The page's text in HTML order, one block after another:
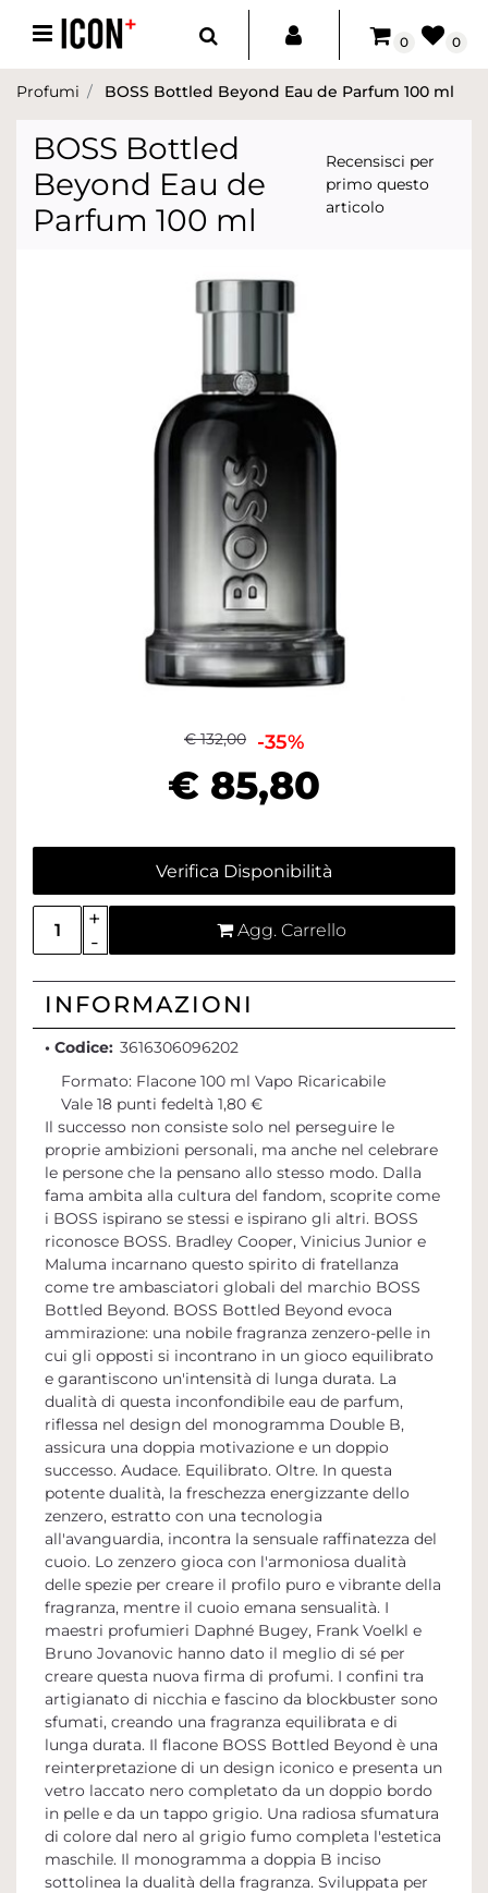
Open menu
0 0
Profumi BOSS Bottled Beyond Eau de Parfum 100 ml
BOSS Bottled
Beyond Eau de
Parfum 100 ml
Recensisci per
primo questo
articolo
€ 132,00 -35%
€ 85,80
Verifica Disponibilità
Quantità
Agg. Carrello
INFORMAZIONI
• Codice: 3616306096202
Formato: Flacone 100 ml Vapo Ricaricabile
Vale 18 punti fedeltà 1,80 €
Il successo non consiste solo nel perseguire le
proprie ambizioni personali, ma anche nel celebrare
le persone che la pensano allo stesso modo. Dalla
fama ambita alla cultura del fandom, scoprite come
i BOSS ispirano se stessi e ispirano gli altri. BOSS
riconosce BOSS. Bradley Cooper, Vinicius Junior e
Maluma incarnano questo spirito di fratellanza
come tre ambasciatori globali del marchio BOSS
Bottled Beyond. BOSS Bottled Beyond evoca
ammirazione: una nobile fragranza zenzero-pelle in
cui gli opposti si incontrano in un gioco equilibrato
e garantiscono un'intensità di lunga durata. La
dualità di questa inconfondibile eau de parfum,
riflessa nel design del monogramma Double B,
assicura una doppia motivazione e un doppio
successo. Audace. Equilibrato. Oltre. In questa
potente dualità, la freschezza energizzante dello
zenzero, estratto con una tecnologia
all'avanguardia, incontra la sensuale raffinatezza del
cuoio. Lo zenzero gioca con l'armoniosa dualità
delle spezie per creare il profilo puro e vibrante della
fragranza, mentre il cuoio emana sensualità. I
maestri profumieri Daphné Bugey, Frank Voelkl e
Bruno Jovanovic hanno dato il meglio di sé per
creare questa nuova firma di profumi. I confini tra
artigianato di nicchia e fascino da blockbuster sono
sfumati, creando una fragranza equilibrata e di
lunga durata. Il flacone BOSS Bottled Beyond è una
reinterpretazione di un design iconico e presenta un
vetro laccato nero completato da un doppio bordo
in pelle e da un tappo grigio. Una radiosa sfumatura
di colore dal nero al grigio fumo completa l'estetica
maschile. Il monogramma a doppia B inciso
sottolinea la dualità della fragranza. Sviluppata per